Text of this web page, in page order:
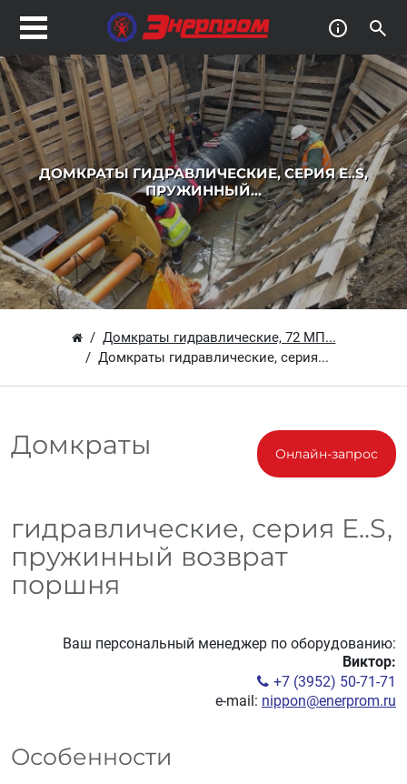
ДОМКРАТЫ ГИДРАВЛИЧЕСКИЕ, СЕРИЯ E..S,
ПРУЖИННЫЙ...
Домкраты гидравлические, 72 МП...
Домкраты гидравлические, серия...
Онлайн-запрос
Домкраты
гидравлические, серия E..S,
пружинный возврат
поршня
Ваш персональный менеджер по оборудованию:
Виктор:
+7 (3952) 50-71-71
e-mail: nippon@enerprom.ru
Особенности